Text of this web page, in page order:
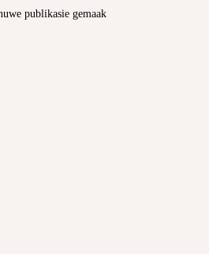
publikasie gemaak